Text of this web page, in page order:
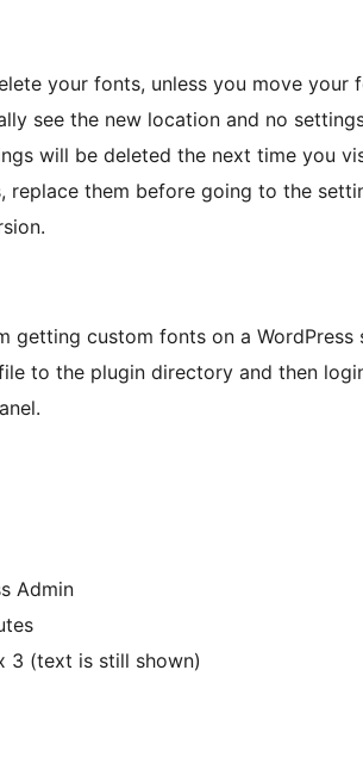
your fonts, unless you move your
see the new location and no
will be deleted the next time you
them before going to the
getting custom fonts on a WordPress
to the plugin directory and then
Admin
3 (text is still shown)